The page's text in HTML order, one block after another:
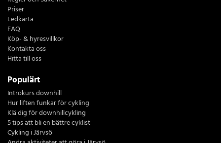
Priser
Ledkarta
FAQ
Köp- & hyresvillkor
Kontakta oss
Hitta till oss
Populärt
Introkurs downhill
Hur liften funkar för cykling
Klä dig för downhillcykling
5 tips att bli en bättre cyklist
Cykling i Järvsö